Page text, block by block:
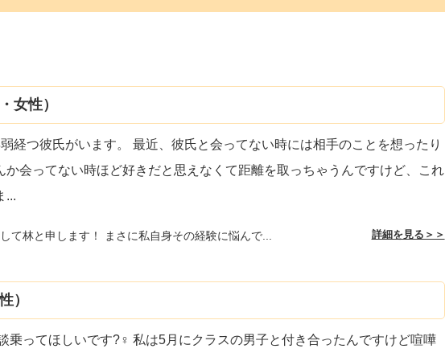
女性）
経つ彼氏がいます。 最近、彼氏と会ってない時には相手のことを想ったり
か会ってない時ほど好きだと思えなくて距離を取っちゃうんですけど、これ
...
て林と申します！ まさに私自身その経験に悩んで... 詳細を見る＞＞
）
乗ってほしいです?‍♀️ 私は5月にクラスの男子と付き合ったんですけど喧嘩